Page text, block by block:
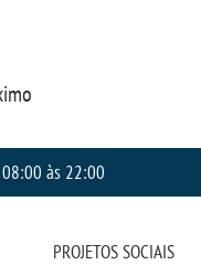
às 22:00
PROJETOS SOCIAIS